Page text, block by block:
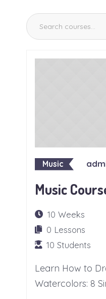
Music
Music
10 Weeks
0 Lessons
10 Students
Learn How to
Watercolors: 8